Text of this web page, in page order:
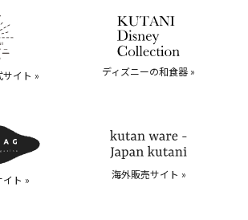
イト » ディズニーの和食器 »
ト » 海外販売サイト »